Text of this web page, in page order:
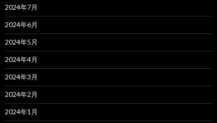
2024年7月
2024年6月
2024年5月
2024年4月
2024年3月
2024年2月
2024年1月